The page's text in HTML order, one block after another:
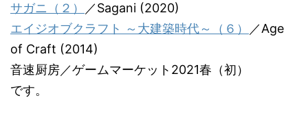
サガニ（２）
／Sagani (2020)
エイジオブクラフト ～大建築時代～（６）
／Age
of Craft (2014)
音速厨房／ゲームマーケット2021春（初）
です。